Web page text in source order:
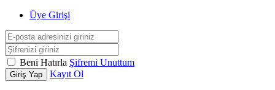
Üye Girişi
Beni Hatırla Şifremi Unuttum
Giriş Yap Kayıt Ol